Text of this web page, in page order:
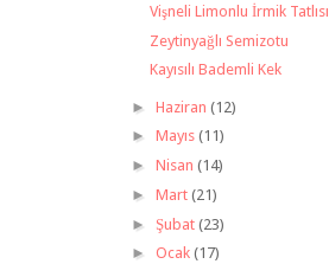
Vişneli Limonlu İrmik Tatlısı
Zeytinyağlı Semizotu
Kayısılı Bademli Kek
► Haziran (12)
► Mayıs (11)
► Nisan (14)
► Mart (21)
► Şubat (23)
► Ocak (17)